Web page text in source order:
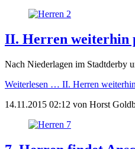
II. Herren weiterhin
Nach Niederlagen im Stadtderby
Weiterlesen … II. Herren
14.11.2015 02:12 von Horst